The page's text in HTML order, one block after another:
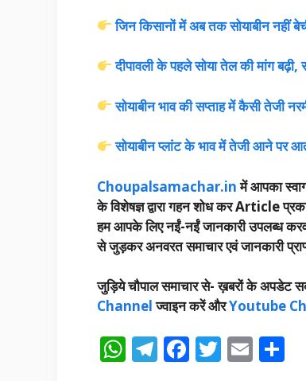
जिन किसानों में अब तक सोयाबीन नहीं
दीपावली के पहले सोया तेल की मांग बढ़ी,
सोयाबीन भाव की सप्ताह में कैसी तेजी
सोयाबीन प्लांट के भाव में तेजी आने पर
Choupalsamachar.inमें आपका
के विशेषज्ञ द्वारा गहन शोध कर Article
हम आपके लिए नईं-नईं जानकारी उपलब्ध
से जुड़कर अनवरत समाचार एवं जानकारी
जुड़िये चौपाल समाचार से-ख़बरों के अपडेट
Channelज्वाइन करें औरYoutube
W T F T E